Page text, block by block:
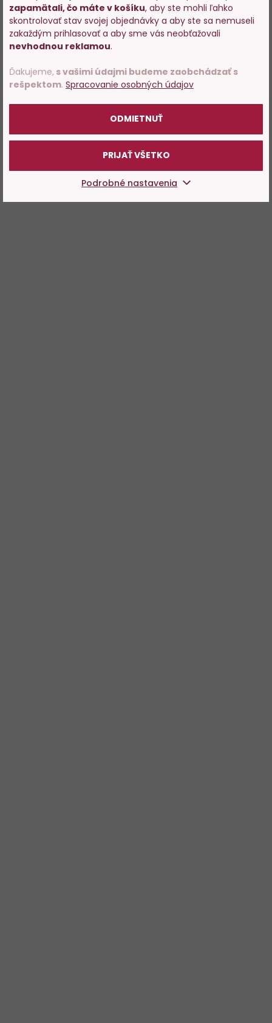
zapamätali, čo máte v košíku, aby ste mohli ľahko
skontrolovať stav svojej objednávky a aby ste sa nemuseli
zakaždým prihlasovať a aby sme vás neobťažovali
nevhodnou reklamou.
Ďakujeme, s vašimi údajmi budeme zaobchádzať s
rešpektom. Spracovanie osobných údajov
ODMIETNUŤ
PRIJAŤ VŠETKO
Podrobné nastavenia
Vstupujete na stránky s
predajom alkoholu. Prosím
potvrďte, že Vám už bolo 18